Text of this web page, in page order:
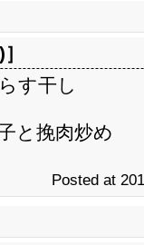
］
す干し
と挽肉炒め
Posted at